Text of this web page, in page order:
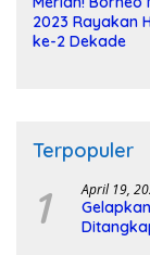
2023 Rayakan
ke-2 Dekade
Terpopuler
1 April 19,